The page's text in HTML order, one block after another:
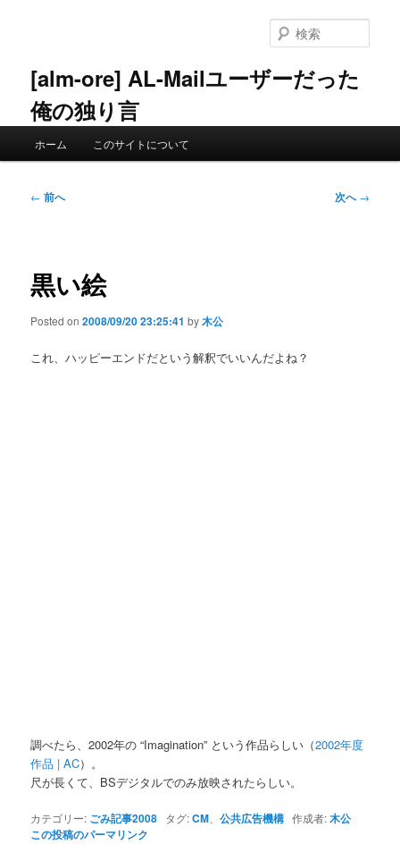
ン
へ
[alm-ore] AL-Mailユーザーだった
俺の独り言
索
ホーム このサイトについて
投
ゲ
ー
ョ
← 前へ 次へ→
黒い絵
Posted on2008/09/20 23:25:41 by木公
これ、ハッピーエンドだという解釈でいいんだよね？
調べたら、2002年の “Imagination” という作品らしい（2002年度
作品 | AC）。
尺が長くて、BSデジタルでのみ放映されたらしい。
カテゴリー: ごみ記事2008 タグ:CM、公共広告機構作成者:木公
この投稿のパーマリンク